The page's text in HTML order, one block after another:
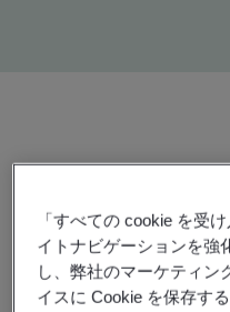
「すべての cookie を受
イトナビゲーションを強
し、弊社のマーケティン
イスに Cookie を保存す